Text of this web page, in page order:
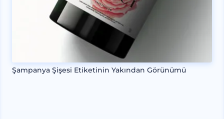
Şampanya Şişesi Etiketinin Yakından Görünümü